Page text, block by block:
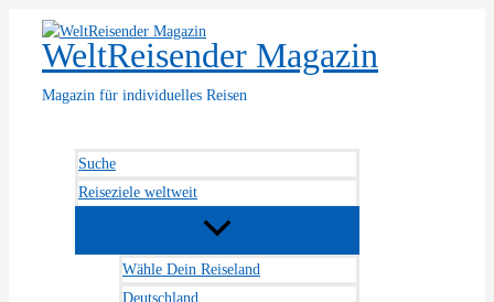
Inhalt
springenWeltReisender Magazin
Magazin für individuelles Reisen
Suche
Reiseziele weltweit
Wähle Dein Reiseland
Deutschland